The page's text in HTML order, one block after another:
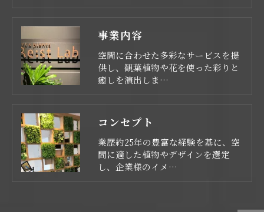
事業内容
空間に合わせた多彩なサービスを提
供し、観葉植物や花を使った彩りと
癒しを演出しま…
コンセプト
業歴約25年の豊富な経験を基に、空
間に適した植物やデザインを選定
し、企業様のイメ…